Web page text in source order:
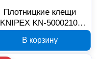
Плотницкие клещи
KNIPEX KN-5000210,
В корзину